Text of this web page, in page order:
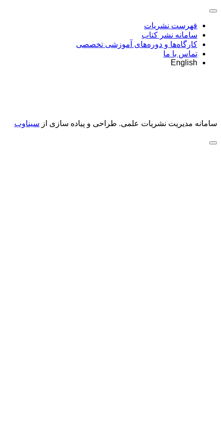
فهرست نشریات
سامانه نشر کتاب
کارگاه‌ها و دوره‌های آموزشی تخصصی
تماس با ما
English
سامانه مدیریت نشریات علمی. طراحی و پیاده سازی از سیناوب